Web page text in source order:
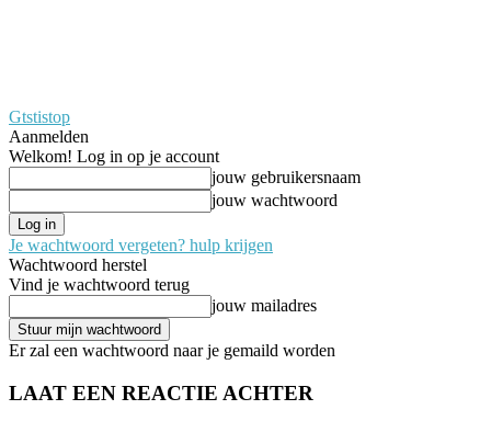
Gtstistop
Aanmelden
Welkom! Log in op je account
jouw gebruikersnaam
jouw wachtwoord
Je wachtwoord vergeten? hulp krijgen
Wachtwoord herstel
Vind je wachtwoord terug
jouw mailadres
Er zal een wachtwoord naar je gemaild worden
LAAT EEN REACTIE ACHTER